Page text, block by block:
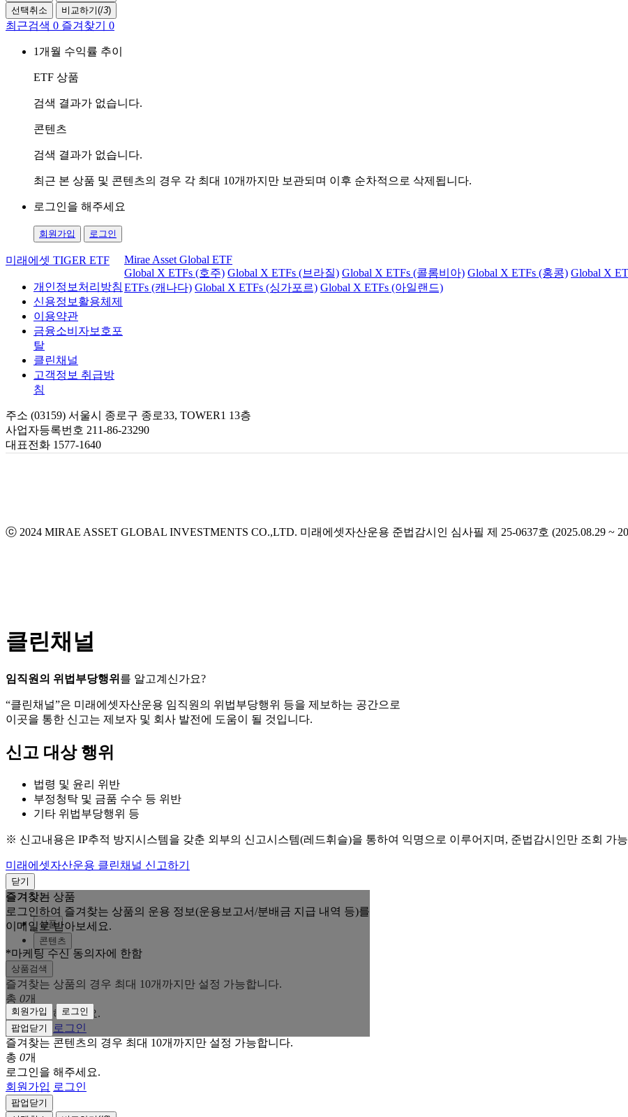
선택취소
비교하기(/3)
최근검색 0 즐겨찾기 0
1개월 수익률 추이
ETF 상품
검색 결과가 없습니다.
콘텐츠
검색 결과가 없습니다.
최근 본 상품 및 콘텐츠의 경우 각 최대 10개까지만 보관되며 이후 순차적으로 삭제됩니다.
로그인을 해주세요
회원가입 로그인
미래에셋 TIGER ETF
개인정보처리방침
신용정보활용체제
이용약관
금융소비자보호포
탈
클린채널
고객정보 취급방
침
Mirae Asset Global ETF
Global X ETFs (호주) Global X ETFs (브라질) Global X ETFs (콜롬비아) Global X ETFs (홍콩) Global X
ETFs (캐나다) Global X ETFs (싱가포르) Global X ETFs (아일랜드)
주소 (03159) 서울시 종로구 종로33, TOWER1 13층
사업자등록번호 211-86-23290
대표전화 1577-1640
ⓒ 2024 MIRAE ASSET GLOBAL INVESTMENTS CO.,LTD. 미래에셋자산운용 준법감시인 심사필 제 25-0637호 (2025.08.29 ~
클린채널
임직원의 위법부당행위 를 알고계신가요?
“클린채널”은 미래에셋자산운용 임직원의 위법부당행위 등을 제보하는 공간으로
이곳을 통한 신고는 제보자 및 회사 발전에 도움이 될 것입니다.
신고 대상 행위
법령 및 윤리 위반
부정청탁 및 금품 수수 등 위반
기타 위법부당행위 등
※ 신고내용은 IP추적 방지시스템을 갖춘 외부의 신고시스템(레드휘슬)을 통하여 익명으로 이루어지며, 준법감시인만 조회 가
미래에셋자산운용 클린채널 신고하기
닫기
즐겨찾는 상품
로그인하여 즐겨찾는 상품의 운용 정보(운용보고서/분배금 지급 내역 등)를
이메일로 받아보세요.
*마케팅 수신 동의자에 한함
회원가입
로그인
팝업닫기
즐겨찾기
상품
콘텐츠
상품검색
즐겨찾는 상품의 경우 최대 10개까지만 설정 가능합니다.
총 0개
로그인을 해주세요.
회원가입
로그인
즐겨찾는 콘텐츠의 경우 최대 10개까지만 설정 가능합니다.
총 0개
로그인을 해주세요.
회원가입 로그인
팝업닫기